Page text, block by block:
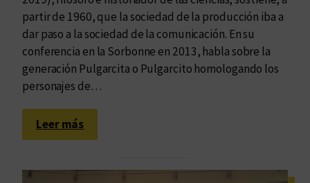
a
i
n
t
e
d
a
l
a
r
o
s
,
partir de 1960, que la sociedad de la producción iba a
dar paso a la sociedad de la comunicación. En su
conferencia en la Sorbonne en 2013, habla sobre la
generación Pulgarcita o Pulgarcito homologando los
personajes de…
Leer más:
S